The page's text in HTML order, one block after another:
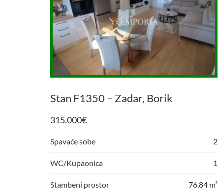
Stan F1350 – Zadar, Borik
315.000€
Spavaće sobe 2
WC/Kupaonica 1
Stambeni prostor 76,84 m²